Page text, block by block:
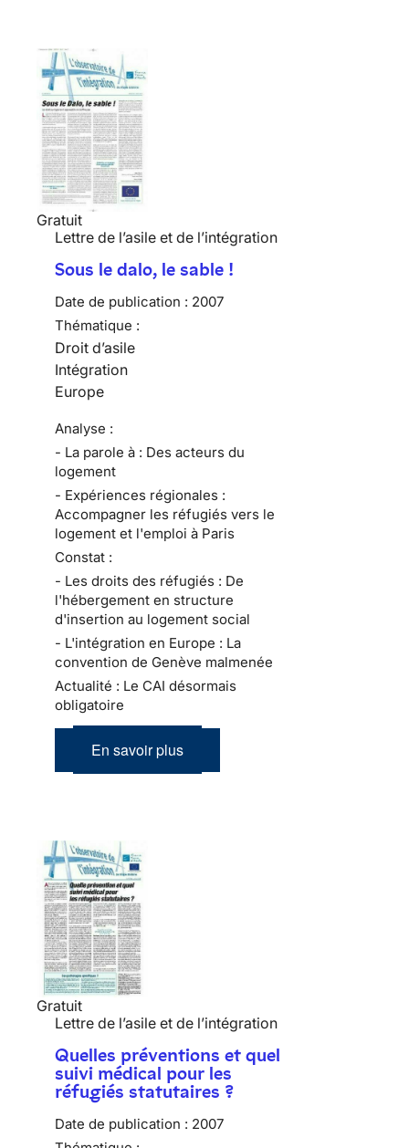
Gratuit
Lettre de l’asile et de l’intégration
Sous le dalo, le sable !
Date de publication : 2007
Thématique :
Droit d’asile
Intégration
Europe
Analyse :
- La parole à : Des acteurs du
logement
- Expériences régionales :
Accompagner les réfugiés vers le
logement et l'emploi à Paris
Constat :
- Les droits des réfugiés : De
l'hébergement en structure
d'insertion au logement social
- L'intégration en Europe : La
convention de Genève malmenée
Actualité : Le CAI désormais
obligatoire
En savoir plus
Gratuit
Lettre de l’asile et de l’intégration
Quelles préventions et quel
suivi médical pour les
réfugiés statutaires ?
Date de publication : 2007